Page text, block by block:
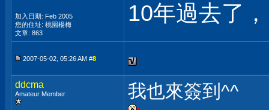
加入日期: Feb 2005
您的住址: 桃園楊梅
文章: 863
10年過去了
2007-05-02, 05:26 AM #8
ddcma
Amateur Member 我也來簽到^^